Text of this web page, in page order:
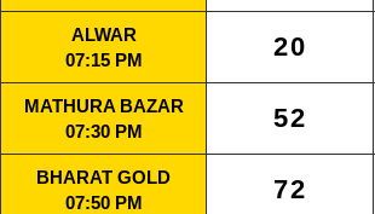
ALWAR
07:15 PM
20
MATHURA BAZAR
07:30 PM
52
BHARAT GOLD
07:50 PM
72